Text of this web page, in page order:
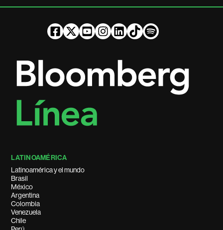
LATINOAMÉRICA
Latinoamérica y el mundo
Brasil
México
Argentina
Colombia
Venezuela
Chile